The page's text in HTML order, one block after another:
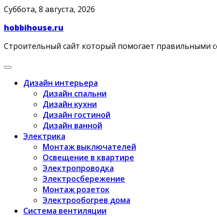
Skip
content
Суббота, 8 августа, 2026
hobbihouse.ru
Строительный сайт который помогает правильными
Дизайн интерьера
Дизайн спальни
Дизайн кухни
Дизайн гостиной
Дизайн ванной
Электрика
Монтаж выключателей
Освещение в квартире
Электропроводка
Электросбережение
Монтаж розеток
Электрообогрев дома
Система вентиляции